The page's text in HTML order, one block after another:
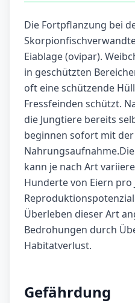
Die Fortpflanzung bei
Eiablage (ovipar).
in geschützten
oft eine schützende
Fressfeinden schützt.
die Jungtiere bereits
beginnen sofort mit der
kann je nach Art
Hunderte von Eiern pro
Überleben dieser Art
Bedrohungen durch
Habitatverlust.
Gefährdung